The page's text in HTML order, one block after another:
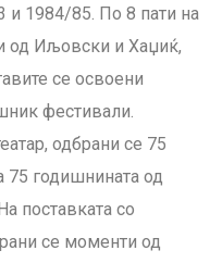
и 1984/85. По 8 пати на
од Иљовски и Хаџиќ,
се освоени
фестивали.
одбрани се 75
75 годишнината од
поставката со
се моменти од